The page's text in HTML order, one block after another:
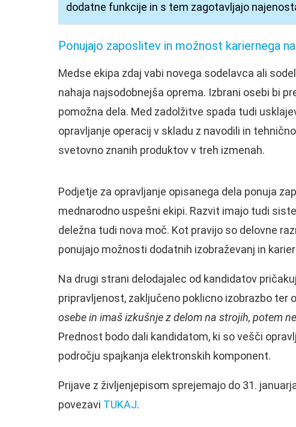
dodatne funkcije in s tem zagotavljajo
Ponujajo zaposlitev in možnost kariernega
Medse ekipa zdaj vabi novega sodelavca ali
nahaja najsodobnejša oprema. Izbrani osebi bi
pomožna dela. Med zadolžitve spada tudi
opravljanje operacij v skladu z navodili in
svetovno znanih produktov v treh izmenah.
Podjetje za opravljanje opisanega dela ponuja
mednarodno uspešni ekipi. Razvit imajo tudi
deležna tudi nova moč. Kot pravijo so delovne
ponujajo možnosti dodatnih izobraževanj in
Na drugi strani delodajalec od kandidatov
pripravljenost, zaključeno poklicno izobrazbo ter
osebe in imaš izkušnje z delom na strojih, potem
Prednost bodo dali kandidatom, ki so vešči
področju spajkanja elektronskih komponent.
Prijave z življenjepisom sprejemajo do 31.
povezavi TUKAJ.